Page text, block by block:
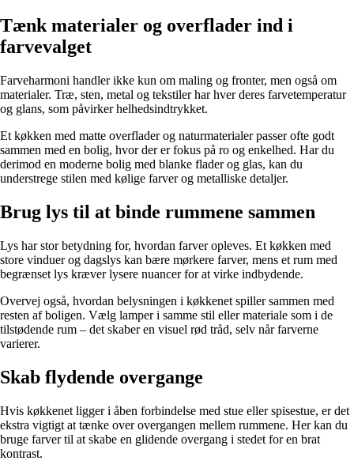
Tænk materialer og overflader ind i
farvevalget
Farveharmoni handler ikke kun om maling og fronter, men også om
materialer. Træ, sten, metal og tekstiler har hver deres farvetemperatur
og glans, som påvirker helhedsindtrykket.
Et køkken med matte overflader og naturmaterialer passer ofte godt
sammen med en bolig, hvor der er fokus på ro og enkelhed. Har du
derimod en moderne bolig med blanke flader og glas, kan du
understrege stilen med kølige farver og metalliske detaljer.
Brug lys til at binde rummene sammen
Lys har stor betydning for, hvordan farver opleves. Et køkken med
store vinduer og dagslys kan bære mørkere farver, mens et rum med
begrænset lys kræver lysere nuancer for at virke indbydende.
Overvej også, hvordan belysningen i køkkenet spiller sammen med
resten af boligen. Vælg lamper i samme stil eller materiale som i de
tilstødende rum – det skaber en visuel rød tråd, selv når farverne
varierer.
Skab flydende overgange
Hvis køkkenet ligger i åben forbindelse med stue eller spisestue, er det
ekstra vigtigt at tænke over overgangen mellem rummene. Her kan du
bruge farver til at skabe en glidende overgang i stedet for en brat
kontrast.